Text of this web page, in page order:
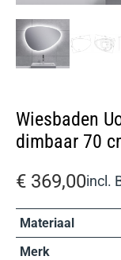
Wiesbaden
dimbaar 70
€ 369,00incl.
Materiaal
Merk